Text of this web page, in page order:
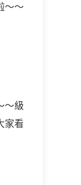
～～
～級
家看